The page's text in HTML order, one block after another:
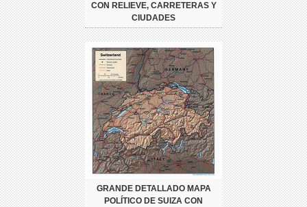
CON RELIEVE, CARRETERAS Y
CIUDADES
GRANDE DETALLADO MAPA
POLÍTICO DE SUIZA CON